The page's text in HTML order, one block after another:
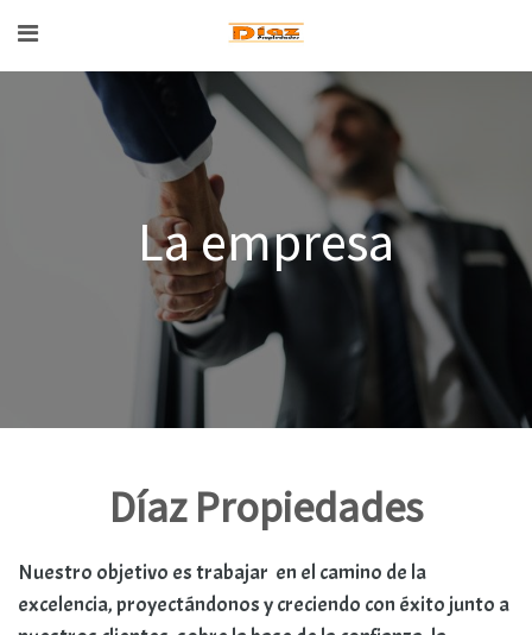
La empresa
Díaz Propiedades
Nuestro objetivo es trabajar en el camino de la
excelencia, proyectándonos y creciendo con éxito junto a